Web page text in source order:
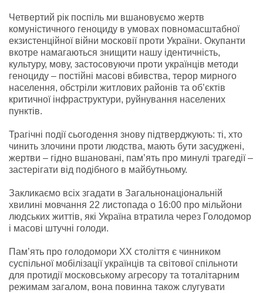
Четвертий рік поспіль ми вшановуємо жертв
комуністичного геноциду в умовах повномасштабної
екзистенційної війни московії проти України. Окупанти
вкотре намагаються знищити нашу ідентичність,
культуру, мову, застосовуючи проти українців методи
геноциду – постійні масові вбивства, терор мирного
населення, обстріли житлових районів та об’єктів
критичної інфраструктури, руйнування населених
пунктів.
Трагічні події сьогодення знову підтверджують: ті, хто
чинить злочини проти людства, мають бути засуджені,
жертви – гідно вшановані, пам’ять про минулі трагедії –
застерігати від подібного в майбутньому.
Закликаємо всіх згадати в Загальнонаціональній
хвилині мовчання 22 листопада о 16:00 про мільйони
людських життів, які Україна втратила через Голодомор
і масові штучні голоди.
Пам’ять про голодомори ХХ століття є чинником
суспільної мобілізації українців та світової спільноти
для протидії московському агресору та тоталітарним
режимам загалом, вона повинна також слугувати